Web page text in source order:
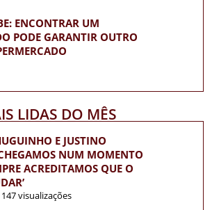
ENCONTRAR UM
PODE GARANTIR OUTRO
LIDAS DO MÊS
E JUSTINO
NUM MOMENTO
ACREDITAMOS QUE O
147 visualizações